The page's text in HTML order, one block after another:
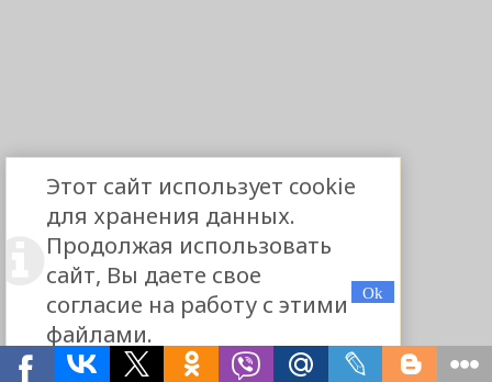
Этот сайт использует cookie
для хранения данных.
Продолжая использовать
сайт, Вы даете свое
согласие на работу с этими
файлами.